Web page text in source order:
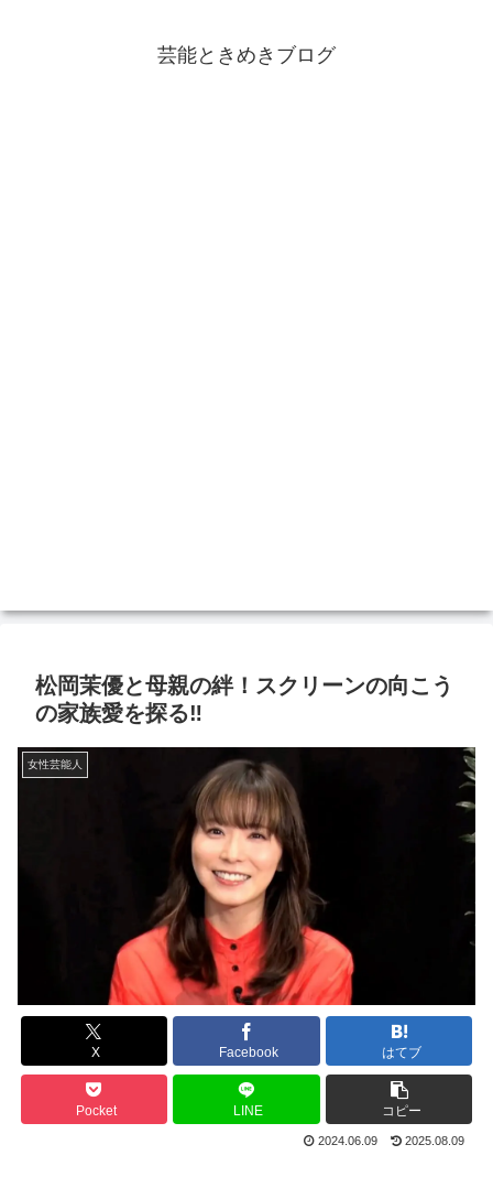
芸能ときめきブログ
松岡茉優と母親の絆！スクリーンの向こう
の家族愛を探る‼
女性芸能人
X Facebook はてブ
Pocket LINE コピー
2024.06.09 2025.08.09